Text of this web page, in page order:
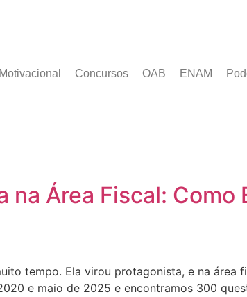
Motivacional Concursos OAB ENAM
Área Fiscal: Como
tempo. Ela virou protagonista, e na área
e maio de 2025 e encontramos 300